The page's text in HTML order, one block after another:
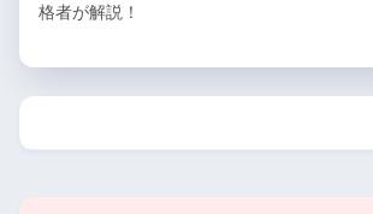
格者が解説！